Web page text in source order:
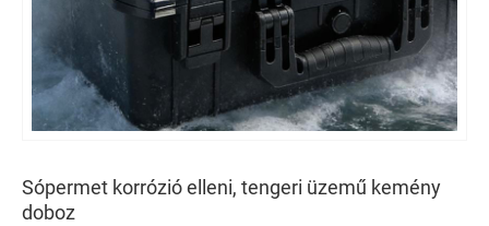
Sópermet korrózió elleni, tengeri üzemű kemény
doboz